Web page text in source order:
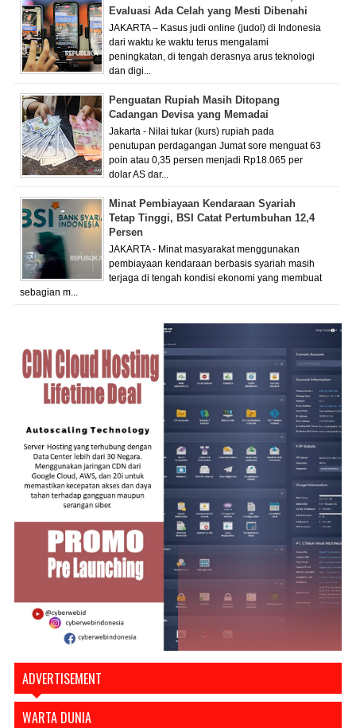
Evaluasi Ada Celah yang Mesti Dibenahi
JAKARTA – Kasus judi online (judol) di Indonesia
dari waktu ke waktu terus mengalami
peningkatan, di tengah derasnya arus teknologi
dan digi...
Penguatan Rupiah Masih Ditopang
Cadangan Devisa yang Memadai
Jakarta - Nilai tukar (kurs) rupiah pada
penutupan perdagangan Jumat sore menguat 63
poin atau 0,35 persen menjadi Rp18.065 per
dolar AS dar...
Minat Pembiayaan Kendaraan Syariah
Tetap Tinggi, BSI Catat Pertumbuhan 12,4
Persen
JAKARTA - Minat masyarakat menggunakan
pembiayaan kendaraan berbasis syariah masih
terjaga di tengah kondisi ekonomi yang membuat
sebagian m...
ADVERTISEMENT
WARTA DUNIA